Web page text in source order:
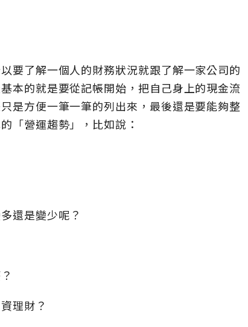
要了解一個人的財務狀況就跟了解一家公司的
本的就是要從記帳開始，把自己身上的現金流
是方便一筆一筆的列出來，最後還是要能夠整
「營運趨勢」，比如說：
還是變少呢？
理財？